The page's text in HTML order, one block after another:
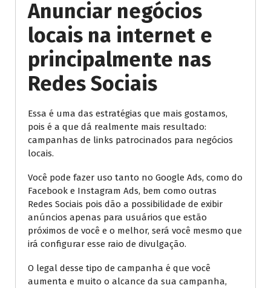
Anunciar negócios
locais na internet e
principalmente nas
Redes Sociais
Essa é uma das estratégias que mais gostamos,
pois é a que dá realmente mais resultado:
campanhas de links patrocinados para negócios
locais.
Você pode fazer uso tanto no Google Ads, como do
Facebook e Instagram Ads, bem como outras
Redes Sociais pois dão a possibilidade de exibir
anúncios apenas para usuários que estão
próximos de você e o melhor, será você mesmo que
irá configurar esse raio de divulgação.
O legal desse tipo de campanha é que você
aumenta e muito o alcance da sua campanha,